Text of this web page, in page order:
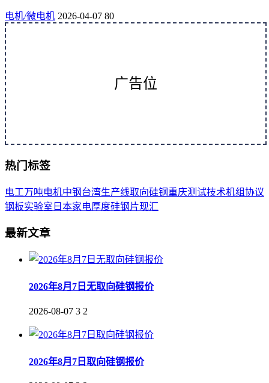
电机/微电机 2026-04-07 80
广告位
热门标签
电工万吨电机中钢台湾生产线取向硅钢重庆测试技术机组协议
钢板实验室 日本家电厚度硅钢片现汇
最新文章
2026年8月7日无取向硅钢报价
2026-08-07 3 2
2026年8月7日取向硅钢报价